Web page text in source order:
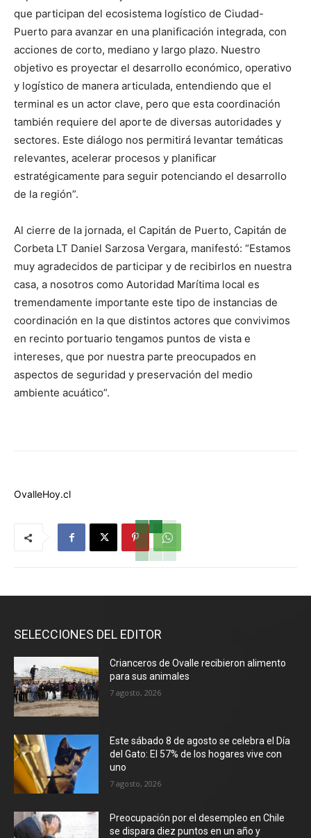
que participan del ecosistema logístico de Ciudad-
Puerto para avanzar en una planificación integrada, con
acciones de corto, mediano y largo plazo. Nuestro
objetivo es proyectar el desarrollo económico, operativo
y logístico de manera articulada, entendiendo que el
terminal es un actor clave, pero que esta coordinación
también requiere del aporte de diversas autoridades y
sectores. Este diálogo nos permitirá levantar temáticas
relevantes, acelerar procesos y planificar
estratégicamente para seguir potenciando el desarrollo
de la región”.
Al cierre de la jornada, el Capitán de Puerto, Capitán de
Corbeta LT Daniel Sarzosa Vergara, manifestó: “Estamos
muy agradecidos de participar y de recibirlos en nuestra
casa, a nosotros como Autoridad Marítima local es
tremendamente importante este tipo de instancias de
coordinación en la que distintos actores que convivimos
en recinto portuario tengamos puntos de vista e
intereses, que por nuestra parte preocupados en
aspectos de seguridad y preservación del medio
ambiente acuático”.
OvalleHoy.cl
SELECCIONES DEL EDITOR
Crianceros de Ovalle recibieron alimento
para sus animales
7 agosto, 2026
Este sábado 8 de agosto se celebra el Día
del Gato: El 57% de los hogares vive con
uno
7 agosto, 2026
Preocupación por el desempleo en Chile
se dispara diez puntos en un año y